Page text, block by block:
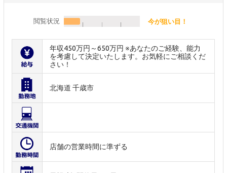
閲覧状況 今が狙い目！
年収450万円～650万円 ※あなたのご経験、能力
を考慮して決定いたします。お気軽にご相談くだ
さい！
北海道 千歳市
店舗の営業時間に準ずる